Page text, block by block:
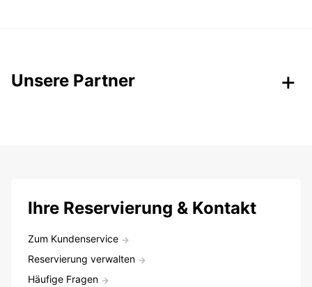
Unsere Partner
Ihre Reservierung & Kontakt
Zum Kundenservice
Reservierung verwalten
Häufige Fragen